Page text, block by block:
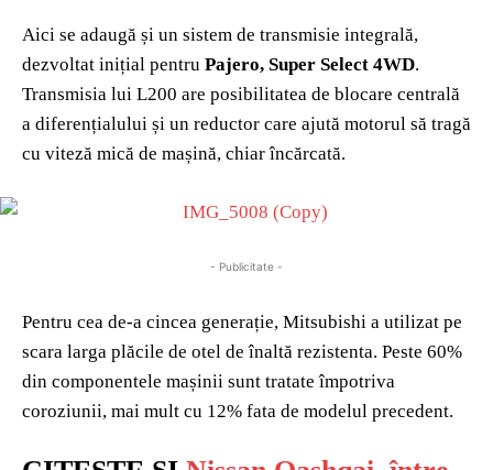
Aici se adaugă și un sistem de transmisie integrală,
dezvoltat inițial pentru Pajero, Super Select 4WD.
Transmisia lui L200 are posibilitatea de blocare centrală
a diferențialului și un reductor care ajută motorul să tragă
cu viteză mică de mașină, chiar încărcată.
- Publicitate -
Pentru cea de-a cincea generație, Mitsubishi a utilizat pe
scara larga plăcile de otel de înaltă rezistenta. Peste 60%
din componentele mașinii sunt tratate împotriva
coroziunii, mai mult cu 12% fata de modelul precedent.